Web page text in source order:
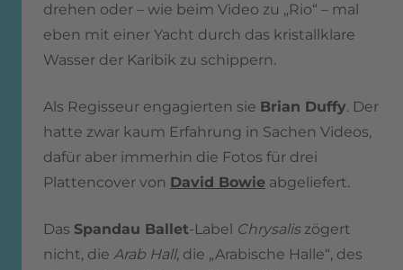
drehen oder – wie beim Video zu „Rio“ – mal
eben mit einer Yacht durch das kristallklare
Wasser der Karibik zu schippern.
Als Regisseur engagierten sie Brian Duffy. Der
hatte zwar kaum Erfahrung in Sachen Videos,
dafür aber immerhin die Fotos für drei
Plattencover von David Bowie abgeliefert.
Das Spandau Ballet-Label Chrysaliszögert
nicht, die Arab Hall, die „Arabische Halle“, des